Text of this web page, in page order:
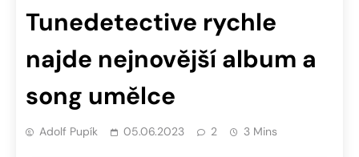
Tunedetective rychle
najde nejnovější album a
song umělce
Adolf Pupík 05.06.2023 2 3 Mins